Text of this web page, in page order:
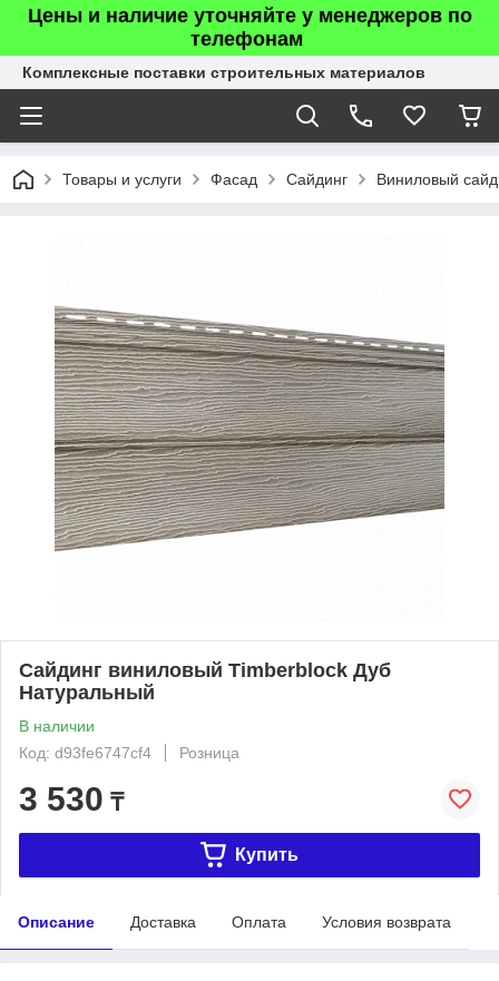
Цены и наличие уточняйте у менеджеров по
телефонам
Комплексные поставки строительных материалов
Товары и услуги Фасад Сайдинг Виниловый
Сайдинг виниловый Timberblock Дуб
Натуральный
В наличии
Код: d93fe6747cf4
Розница
3 530 ₸
Купить
Описание Доставка Оплата Условия возврата